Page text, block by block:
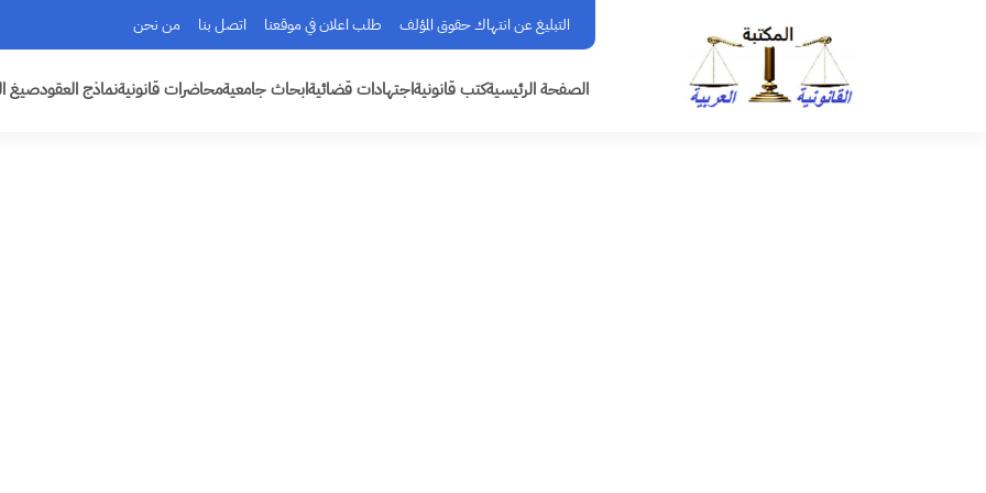
التبليغ عن انتهاك حقوق المؤلف طلب اعلان في موقعنا اتصل بنا من نحن
الصفحة الرئيسيةكتب قانونيةاجتهادات قضائيةابحاث جامعيةمحاضرات قانونيةنماذج العقودصيغ